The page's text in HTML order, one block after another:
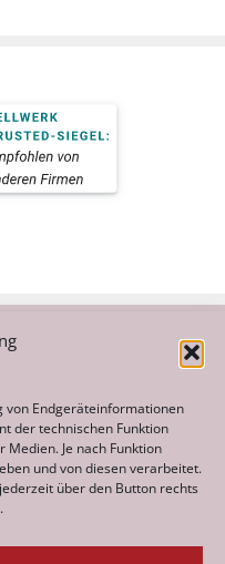
von Endgeräteinformationen
der technischen Funktion
Je nach Funktion
und von diesen verarbeitet.
über den Button rechts